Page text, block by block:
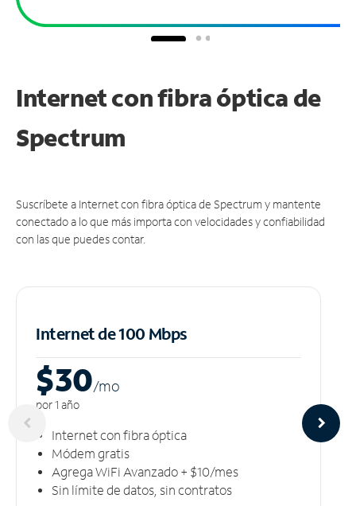
Internet con fibra óptica de
Spectrum
Suscríbete a Internet con fibra óptica de Spectrum y mantente
conectado a lo que más importa con velocidades y confiabilidad
con las que puedes contar.
Internet de 100 Mbps
$30/mo
por 1 año
Internet con fibra óptica
Módem gratis
Agrega WiFi Avanzado + $10/mes
Sin límite de datos, sin contratos